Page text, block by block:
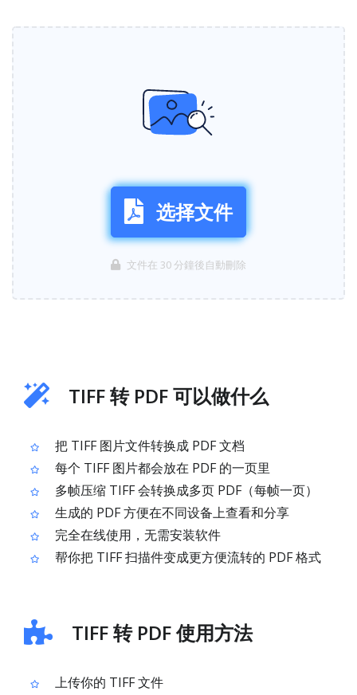
选择文件
文件在 30 分鐘後自動刪除
TIFF 转 PDF 可以做什么
把 TIFF 图片文件转换成 PDF 文档
每个 TIFF 图片都会放在 PDF 的一页里
多帧压缩 TIFF 会转换成多页 PDF（每帧一页）
生成的 PDF 方便在不同设备上查看和分享
完全在线使用，无需安装软件
帮你把 TIFF 扫描件变成更方便流转的 PDF 格式
TIFF 转 PDF 使用方法
上传你的 TIFF 文件